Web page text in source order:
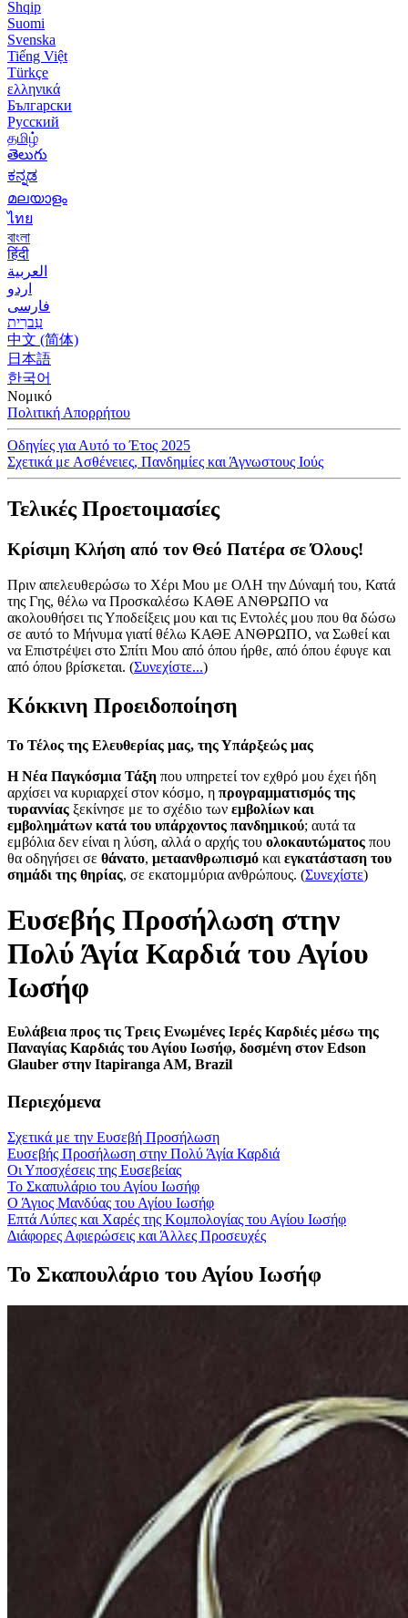
Shqip
Suomi
Svenska
Tiếng Việt
Türkçe
ελληνικά
Български
Русский
தமிழ்
తెలుగు
ಕನ್ನಡ
മലയാളം
ไทย
বাংলা
हिंदी
العربية
اردو
فارسی
עִברִית
中文 (简体)
日本語
한국어
Νομικό
Πολιτική Απορρήτου
Οδηγίες για Αυτό το Έτος 2025
Σχετικά με Ασθένειες, Πανδημίες και Άγνωστους Ιούς
Τελικές Προετοιμασίες
Κρίσιμη Κλήση από τον Θεό Πατέρα σε Όλους!
Πριν απελευθερώσω το Χέρι Μου με ΟΛΗ την Δύναμή του, Κατά
της Γης, θέλω να Προσκαλέσω ΚΑΘΕ ΑΝΘΡΩΠΟ να
ακολουθήσει τις Υποδείξεις μου και τις Εντολές μου που θα δώσω
σε αυτό το Μήνυμα γιατί θέλω ΚΑΘΕ ΑΝΘΡΩΠΟ, να Σωθεί και
να Επιστρέψει στο Σπίτι Μου από όπου ήρθε, από όπου έφυγε και
από όπου βρίσκεται. (Συνεχίστε...)
Κόκκινη Προειδοποίηση
Το Τέλος της Ελευθερίας μας, της Υπάρξεώς μας
Η Νέα Παγκόσμια Τάξη που υπηρετεί τον εχθρό μου έχει ήδη
αρχίσει να κυριαρχεί στον κόσμο, η προγραμματισμός της
τυραννίας ξεκίνησε με το σχέδιο των εμβολίων και
εμβολημάτων κατά του υπάρχοντος πανδημικού; αυτά τα
εμβόλια δεν είναι η λύση, αλλά ο αρχής του ολοκαυτώματος που
θα οδηγήσει σε θάνατο, μεταανθρωπισμό και εγκατάσταση του
σημάδι της θηρίας, σε εκατομμύρια ανθρώπους. (Συνεχίστε)
Ευσεβής Προσήλωση στην
Πολύ Άγία Καρδιά του Αγίου
Ιωσήφ
Ευλάβεια προς τις Τρεις Ενωμένες Ιερές Καρδιές μέσω της
Παναγίας Καρδιάς του Αγίου Ιωσήφ, δοσμένη στον Edson
Glauber στην Itapiranga AM, Brazil
Περιεχόμενα
Σχετικά με την Ευσεβή Προσήλωση
Ευσεβής Προσήλωση στην Πολύ Άγία Καρδιά
Οι Υποσχέσεις της Ευσεβείας
Το Σκαπυλάριο του Αγίου Ιωσήφ
Ο Άγιος Μανδύας του Αγίου Ιωσήφ
Επτά Λύπες και Χαρές της Κομπολογίας του Αγίου Ιωσήφ
Διάφορες Αφιερώσεις και Άλλες Προσευχές
Το Σκαπουλάριο του Αγίου Ιωσήφ